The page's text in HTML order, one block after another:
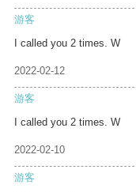
游客
I called you 2 times. W
2022-02-12
游客
I called you 2 times. W
2022-02-10
游客